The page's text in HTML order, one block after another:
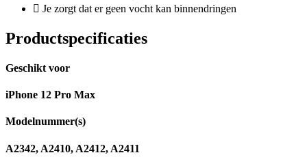
Je zorgt dat er geen vocht kan binnendringen
Productspecificaties
Geschikt voor
iPhone 12 Pro Max
Modelnummer(s)
A2342, A2410, A2412, A2411